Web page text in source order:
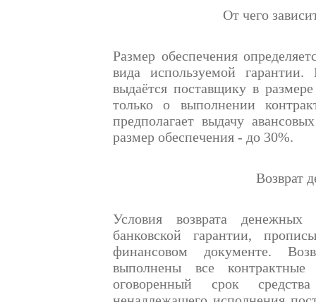
От чего
Размер обеспечения
вида используемой гарантии.
выдаётся поставщику в
только о выполнении
предполагает выдачу
размер обеспечения - до 30%.
Возврат
Условия возврата
банковской гарантии,
финансовом документе.
выполнены все контрактные
оговоренный срок